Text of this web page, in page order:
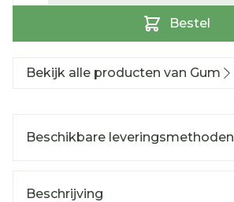
Bestel
Bekijk alle producten van Gum
Beschikbare leveringsmethoden
Beschrijving